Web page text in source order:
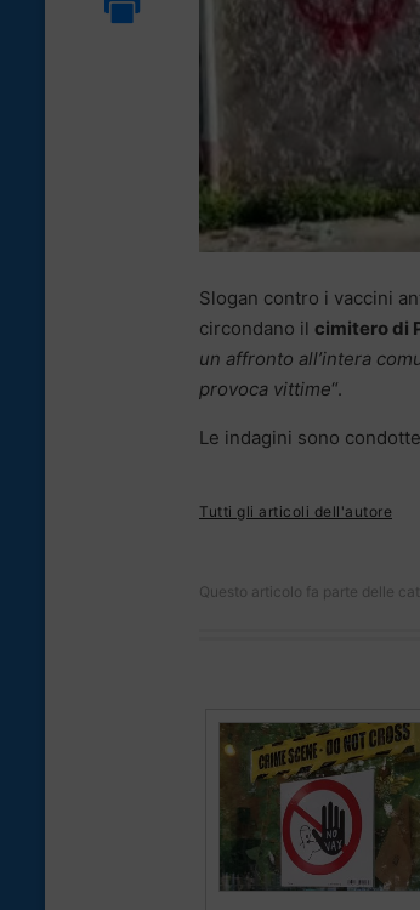
Slogan contro i vaccini
circondano il cimitero di
un affronto all’intera
provoca vittime“.
Le indagini sono
Tutti gli articoli dell'autore
Questo articolo fa parte delle